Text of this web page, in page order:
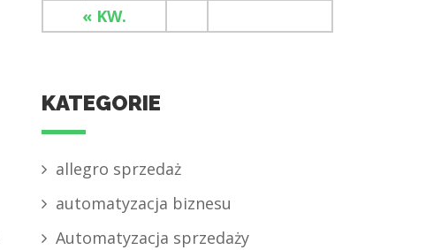
« KW.
KATEGORIE
allegro sprzedaż
automatyzacja biznesu
Automatyzacja sprzedaży